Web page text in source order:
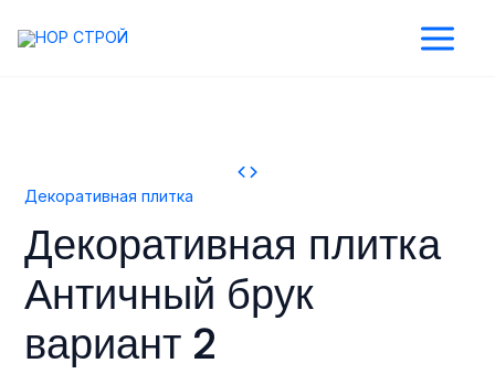
Menu
Декоративная плитка
Декоративная плитка
Античный брук
вариант 2
плитка
Античный
брук
вариант
2